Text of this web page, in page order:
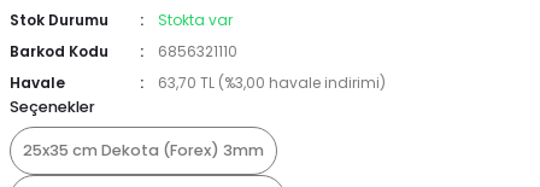
Stok Durumu
Stokta var
Barkod Kodu
6856321110
Havale
63,70 TL (%3,00 havale indirimi)
Seçenekler
25x35 cm Dekota (Forex) 3mm